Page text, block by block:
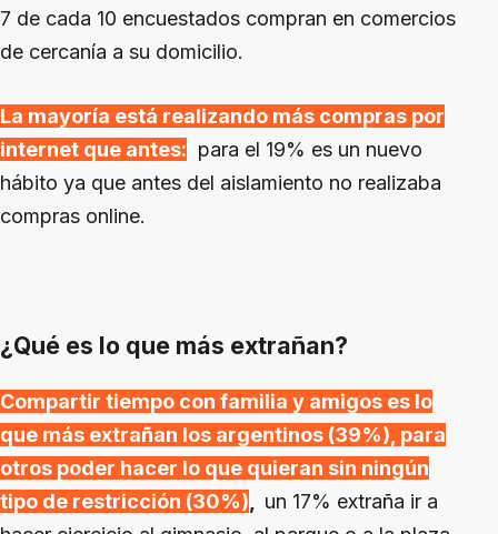
7 de cada 10 encuestados compran en comercios
de cercanía a su domicilio.
La mayoría está realizando más compras por
internet que antes: para el 19% es un nuevo
hábito ya que antes del aislamiento no realizaba
compras online.
¿Qué es lo que más extrañan?
Compartir tiempo con familia y amigos es lo
que más extrañan los argentinos (39%), para
otros poder hacer lo que quieran sin ningún
tipo de restricción (30%), un 17% extraña ir a